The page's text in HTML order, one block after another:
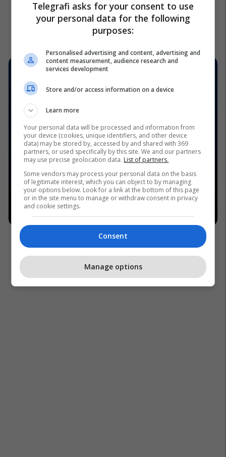
Telegrafi asks for your consent to use
your personal data for the following
purposes:
Personalised advertising and content, advertising and
content measurement, audience research and
services development
Store and/or access information on a device
Learn more
Your personal data will be processed and information from
your device (cookies, unique identifiers, and other device
data) may be stored by, accessed by and shared with 369
partners, or used specifically by this site. We and our partners
may use precise geolocation data. List of partners.
Some vendors may process your personal data on the basis
of legitimate interest, which you can object to by managing
your options below. Look for a link at the bottom of this page
or in the site menu to manage or withdraw consent in privacy
and cookie settings.
Consent
Manage options